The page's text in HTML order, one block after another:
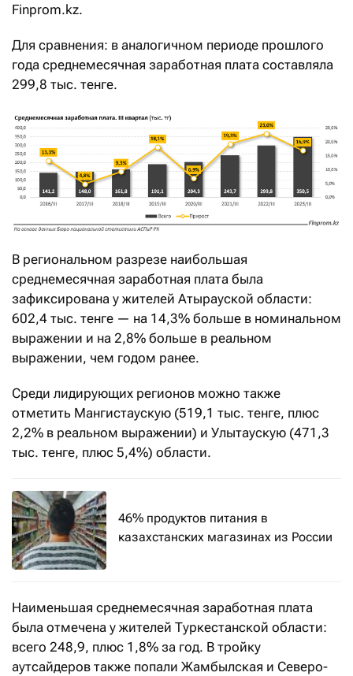
Finprom.kz.
Для сравнения: в аналогичном периоде прошлого
года среднемесячная заработная плата составляла
299,8 тыс. тенге.
В региональном разрезе наибольшая
среднемесячная заработная плата была
зафиксирована у жителей Атырауской области:
602,4 тыс. тенге — на 14,3% больше в номинальном
выражении и на 2,8% больше в реальном
выражении, чем годом ранее.
Среди лидирующих регионов можно также
отметить Мангистаускую (519,1 тыс. тенге, плюс
2,2% в реальном выражении) и Улытаускую (471,3
тыс. тенге, плюс 5,4%) области.
46% продуктов питания в
казахстанских магазинах из России
Наименьшая среднемесячная заработная плата
была отмечена у жителей Туркестанской области:
всего 248,9, плюс 1,8% за год. В тройку
аутсайдеров также попали Жамбылская и Северо-